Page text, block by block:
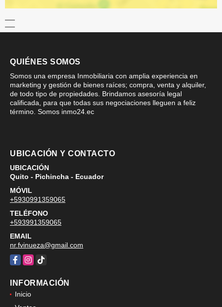
QUIÉNES SOMOS
Somos una empresa Inmobiliaria con amplia experiencia en
marketing y gestión de bienes raíces; compra, venta y alquiler,
de todo tipo de propiedades. Brindamos asesoría legal
calificada, para que todas sus negociaciones lleguen a feliz
término. Somos inmo24.ec
UBICACIÓN Y CONTACTO
UBICACIÓN
Quito - Pichincha - Ecuador
MÓVIL
+5930991359065
TELÉFONO
+593991359065
EMAIL
nr.fvinueza@gmail.com
Facebook
Instagram
TikTok
INFORMACIÓN
Inicio